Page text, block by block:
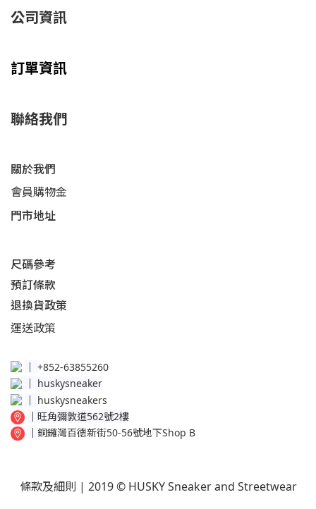
公司資訊
訂單資訊
聯絡我們
關於我們
會員購物金
門市地址
尺碼參考
預訂條款
退換貨政策​
運送政策​
│ +852-63855260
huskysneaker
│ huskysneakers
│ 旺角彌敦道562號2樓
│ 銅鑼灣百德新街50-56號地下Shop B
條款及細則 | 2019 © HUSKY Sneaker and Streetwear